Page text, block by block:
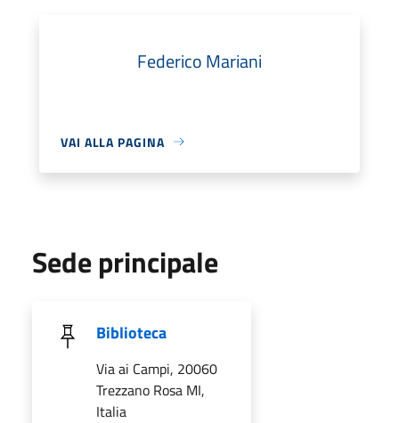
Federico Mariani
VAI ALLA PAGINA
Sede principale
Biblioteca
Via ai Campi, 20060
Trezzano Rosa MI,
Italia